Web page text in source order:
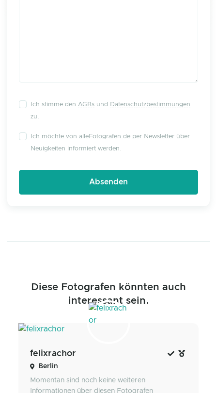
Ich stimme den AGBs und
Datenschutzbestimmungen
zu.
Ich möchte von alleFotografen.de per Newsletter über
Neuigkeiten informiert werden.
Diese Fotografen könnten auch
interessant sein.
felixrachor
Berlin
Momentan sind noch keine weiteren
Informationen über diesen Fotografen